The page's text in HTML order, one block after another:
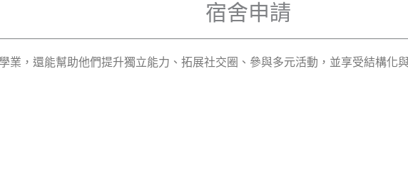
宿舍申請
業，還能幫助他們提升獨立能力、拓展社交圈、參與多元活動，並享受結構化